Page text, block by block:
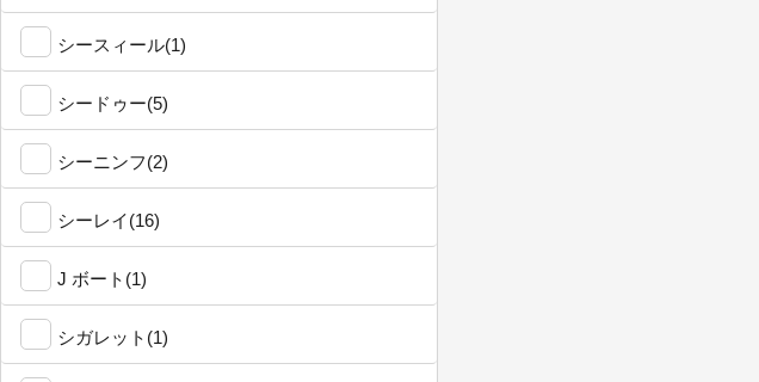
シースィール(1)
シードゥー(5)
シーニンフ(2)
シーレイ(16)
J ボート(1)
シガレット(1)